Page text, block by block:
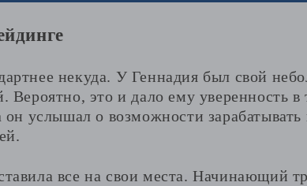
некуда. У Геннадия был свой
Вероятно, это и дало ему уверенность
он услышал о возможности
все на свои места. Начинающий